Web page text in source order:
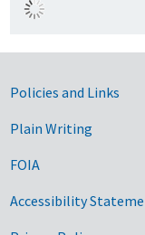
Policies and Links
Plain Writing
FOIA
Accessibility